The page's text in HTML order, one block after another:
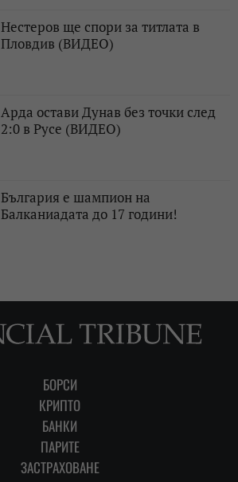
Нестеров ще спори за титлата в
Пловдив (ВИДЕО)
Арда остави Дунав без точки след
2:0 в Русе (ВИДЕО)
България е шампион на
Балканиадата до 17 години!
БОРСИ
КРИПТО
БАНКИ
ПАРИТЕ
ЗАСТРАХОВАНЕ